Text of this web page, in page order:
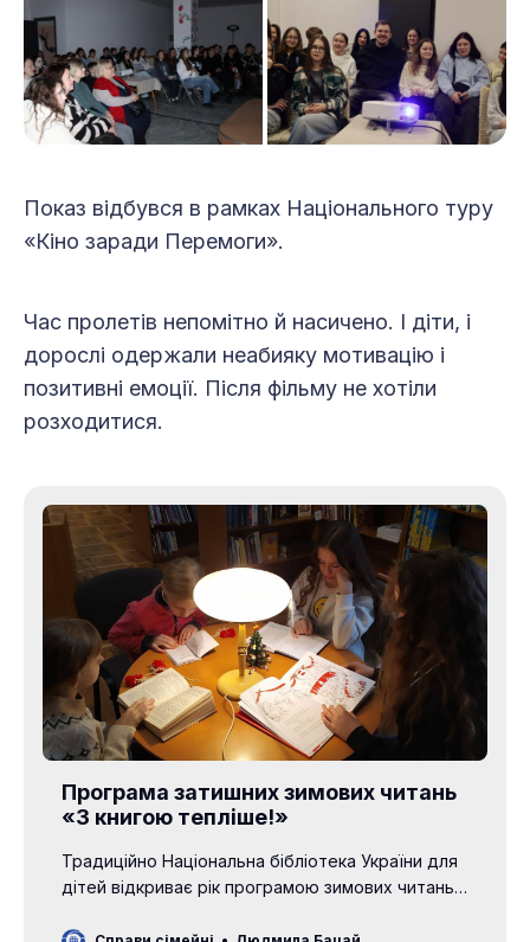
Показ відбувся в рамках Національного туру
«Кіно заради Перемоги».
Час пролетів непомітно й насичено. І діти, і
дорослі одержали неабияку мотивацію і
позитивні емоції. Після фільму не хотіли
розходитися.
Програма затишних зимових читань
«З книгою тепліше!»
Традиційно Національна бібліотека України для
дітей відкриває рік програмою зимових читань,